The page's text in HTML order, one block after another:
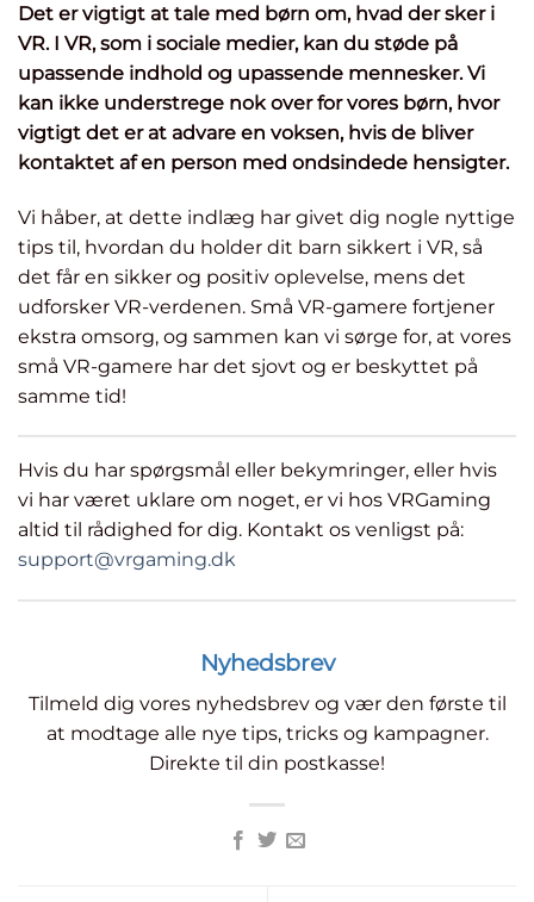
Det er vigtigt at tale med børn om, hvad der sker i
VR. I VR, som i sociale medier, kan du støde på
upassende indhold og upassende mennesker. Vi
kan ikke understrege nok over for vores børn, hvor
vigtigt det er at advare en voksen, hvis de bliver
kontaktet af en person med ondsindede hensigter.
Vi håber, at dette indlæg har givet dig nogle nyttige
tips til, hvordan du holder dit barn sikkert i VR, så
det får en sikker og positiv oplevelse, mens det
udforsker VR-verdenen. Små VR-gamere fortjener
ekstra omsorg, og sammen kan vi sørge for, at vores
små VR-gamere har det sjovt og er beskyttet på
samme tid!
Hvis du har spørgsmål eller bekymringer, eller hvis
vi har været uklare om noget, er vi hos VRGaming
altid til rådighed for dig. Kontakt os venligst på:
support@vrgaming.dk
Nyhedsbrev
Tilmeld dig vores nyhedsbrev og vær den første til
at modtage alle nye tips, tricks og kampagner.
Direkte til din postkasse!